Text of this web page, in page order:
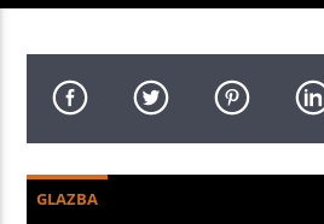
GLAZBA